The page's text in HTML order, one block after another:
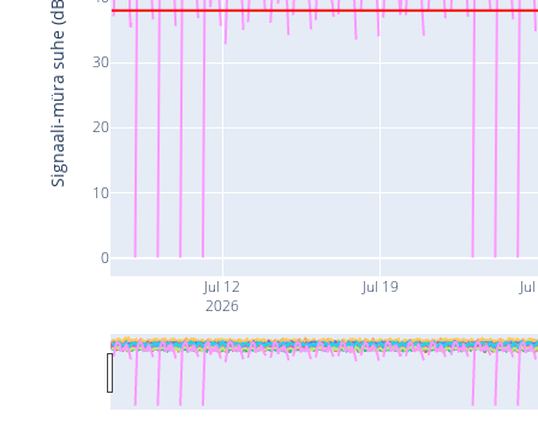
Jul 12
2026
Jul 19
0
10
20
30
Signaali-müra suhe (dB)